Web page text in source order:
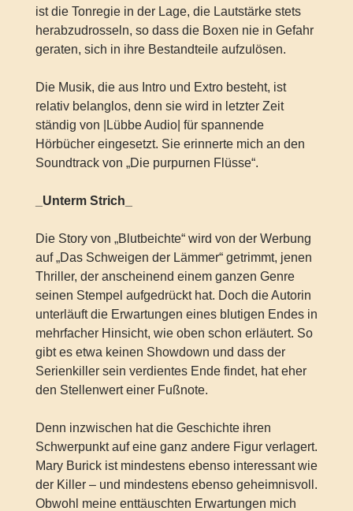
ist die Tonregie in der Lage, die Lautstärke stets
herabzudrosseln, so dass die Boxen nie in Gefahr
geraten, sich in ihre Bestandteile aufzulösen.
Die Musik, die aus Intro und Extro besteht, ist
relativ belanglos, denn sie wird in letzter Zeit
ständig von |Lübbe Audio| für spannende
Hörbücher eingesetzt. Sie erinnerte mich an den
Soundtrack von „Die purpurnen Flüsse“.
_Unterm Strich_
Die Story von „Blutbeichte“ wird von der Werbung
auf „Das Schweigen der Lämmer“ getrimmt, jenen
Thriller, der anscheinend einem ganzen Genre
seinen Stempel aufgedrückt hat. Doch die Autorin
unterläuft die Erwartungen eines blutigen Endes in
mehrfacher Hinsicht, wie oben schon erläutert. So
gibt es etwa keinen Showdown und dass der
Serienkiller sein verdientes Ende findet, hat eher
den Stellenwert einer Fußnote.
Denn inzwischen hat die Geschichte ihren
Schwerpunkt auf eine ganz andere Figur verlagert.
Mary Burick ist mindestens ebenso interessant wie
der Killer – und mindestens ebenso geheimnisvoll.
Obwohl meine enttäuschten Erwartungen mich